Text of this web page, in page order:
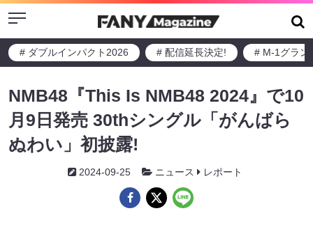
Menu
# ダブルインパクト2026 # 配信延長決定! # M-1グラン
NMB48『This Is NMB48 2024』で10
月9日発売 30thシングル「がんばら
ぬわい」初披露!
2024-09-25 ニュース レポート